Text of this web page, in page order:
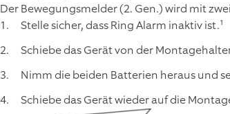
Der Bewegungsmelder (2. Gen.) wird mit
Stelle sicher, dass Ring Alarm inaktiv ist.¹
Schiebe das Gerät von der
Nimm die beiden Batterien heraus und
Schiebe das Gerät wieder auf die